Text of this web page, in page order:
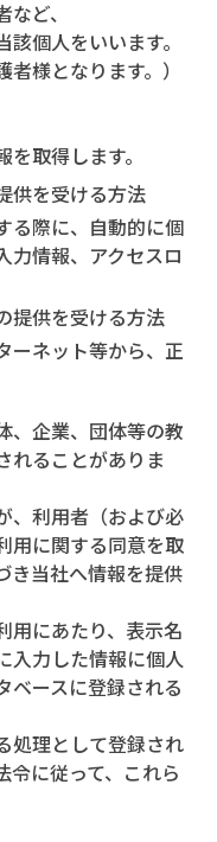
ど、
個人をいいます。
様となります。）
取得します。
供を受ける方法
る際に、自動的に個
力情報、アクセスロ
提供を受ける方法
ーネット等から、正
、企業、団体等の教
れることがありま
、利用者（および必
用に関する同意を取
き当社へ情報を提供
用にあたり、表示名
入力した情報に個人
ベースに登録される
処理として登録され
令に従って、これら